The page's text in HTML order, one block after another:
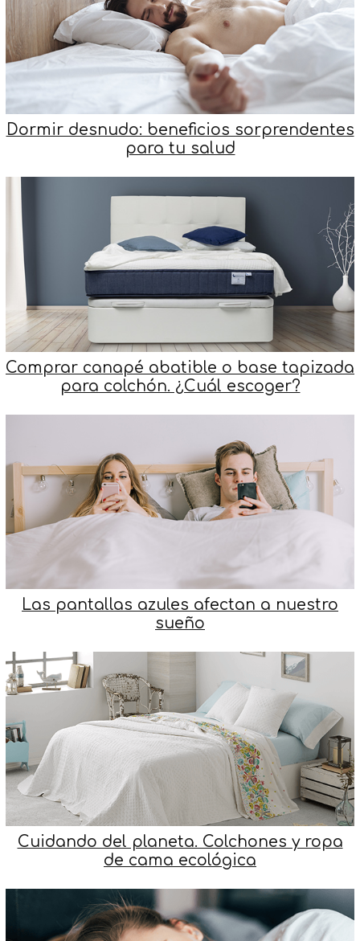
Dormir desnudo: beneficios sorprendentes
para tu salud
Comprar canapé abatible o base tapizada
para colchón. ¿Cuál escoger?
Las pantallas azules afectan a nuestro
sueño
Cuidando del planeta. Colchones y ropa
de cama ecológica